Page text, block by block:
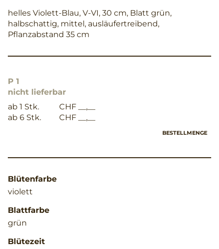
helles Violett-Blau, V-VI, 30 cm, Blatt grün,
halbschattig, mittel, ausläufertreibend,
Pflanzabstand 35 cm
P 1
nicht lieferbar
ab 1 Stk.
CHF __,__
ab 6 Stk.
CHF __,__
BESTELLMENGE
Blütenfarbe
violett
Blattfarbe
grün
Blütezeit